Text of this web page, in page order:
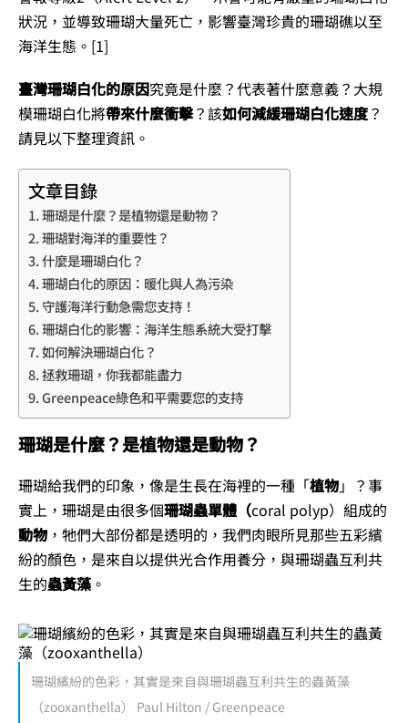
狀況，並導致珊瑚大量死亡，影響臺灣珍貴的珊瑚礁以至
海洋生態。[1]
臺灣珊瑚白化的原因究竟是什麼？代表著什麼意義？大規
模珊瑚白化將帶來什麼衝擊？該如何減緩珊瑚白化速度？
請見以下整理資訊。
文章目錄
珊瑚是什麼？是植物還是動物？
珊瑚對海洋的重要性？
什麼是珊瑚白化？
珊瑚白化的原因：暖化與人為污染
守護海洋行動急需您支持！
珊瑚白化的影響：海洋生態系統大受打擊
如何解決珊瑚白化？
拯救珊瑚，你我都能盡力
Greenpeace綠色和平需要您的支持
珊瑚是什麼？是植物還是動物？
珊瑚給我們的印象，像是生長在海裡的一種「植物」？事
實上，珊瑚是由很多個珊瑚蟲單體（coral polyp）組成的
動物 ，牠們大部份都是透明的，我們肉眼所見那些五彩繽
紛的顏色，是來自以提供光合作用養分，與珊瑚蟲互利共
生的蟲黃藻 。
珊瑚繽紛的色彩，其實是來自與珊瑚蟲互利共生的蟲黃藻
（zooxanthella） Paul Hilton / Greenpeace